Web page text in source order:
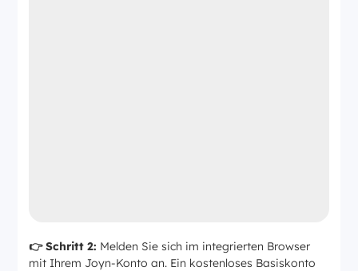
👉 Schritt 2: Melden Sie sich im integrierten Browser
mit Ihrem Joyn-Konto an. Ein kostenloses Basiskonto